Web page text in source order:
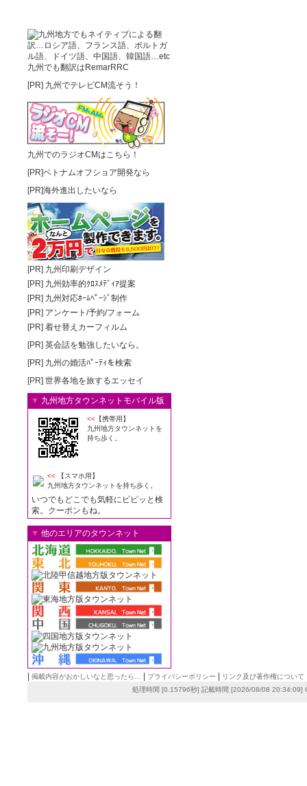
九州でも翻訳はRemarRRC
[PR] 九州でテレビCM流そう！
九州でのラジオCMはこちら！
[PR]ベトナムオフショア開発なら
[PR]海外進出したいなら
[PR] 九州印刷デザイン
[PR] 九州効率的ｸﾛｽﾒﾃﾞｨｱ提案
[PR] 九州対応ﾎｰﾑﾍﾟｰｼﾞ制作
[PR] アンケート/予約/フォーム
[PR] 着せ替えカーフィルム
[PR] 英会話を勉強したいなら。
[PR] 九州の婚活ﾊﾟｰﾃｨを検索
[PR] 世界各地を旅するエッセイ
▼ 九州地方タウンネットモバイル版
<< 【携帯用】
九州地方タウンネットを
持ち歩く。
<< 【スマホ用】
九州地方タウンネットを持ち歩く。
いつでもどこでも気軽にピピッと検
索。クーポンもね。
▼ 他のエリアのタウンネット
| 掲載内容がおかしいなと思ったら… | プライバシーポリシー | リンク及び著作権について
処理時間 [0.15796秒] 記載時間 [2026/08/08 20:34:09]